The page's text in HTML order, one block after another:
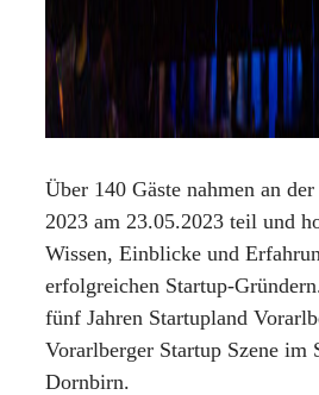
Über 140 Gäste nahmen an
2023 am 23.05.2023 teil und
Wissen, Einblicke und
erfolgreichen Startup-
fünf Jahren Startupland
Vorarlberger Startup Szene im
Dornbirn.